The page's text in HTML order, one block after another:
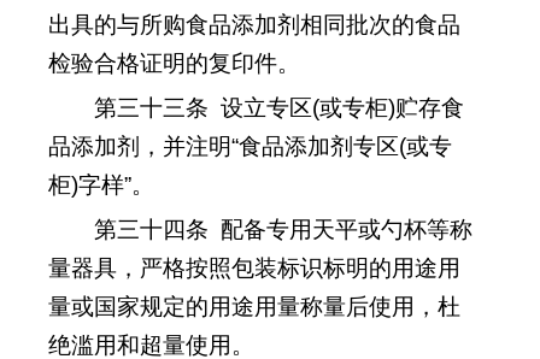
出具的与所购食品添加剂相同批次的食品
检验合格证明的复印件。
第三十三条 设立专区(或专柜)贮存食
品添加剂，并注明“食品添加剂专区(或专
柜)字样”。
第三十四条 配备专用天平或勺杯等称
量器具，严格按照包装标识标明的用途用
量或国家规定的用途用量称量后使用，杜
绝滥用和超量使用。